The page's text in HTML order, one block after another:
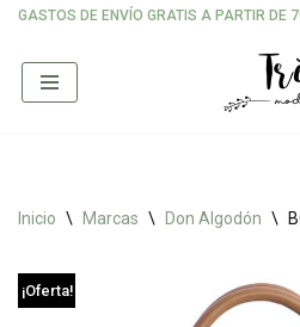
Saltar
GASTOS DE ENVÍO GRATIS A PARTIR DE
Inicio \ Marcas \ Don Algodón \
¡Oferta!